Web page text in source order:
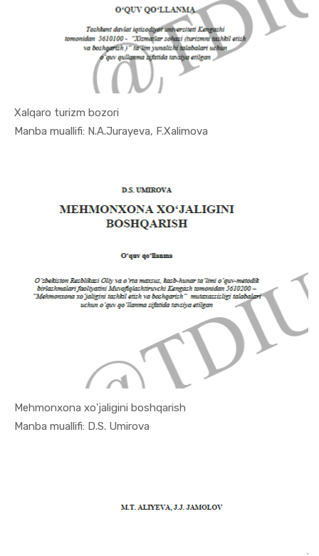
Xalqaro turizm bozori
Manba muallifi: N.A.Jurayeva, F.Xalimova
In Turizm ...
Mehmonxona xo'jaligini boshqarish
Manba muallifi: D.S. UmirovaIn Turizm ...